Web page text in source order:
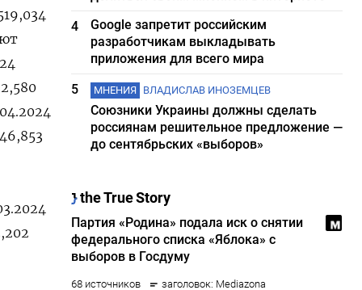
4
Google запретит российским
разработчикам выкладывать
приложения для всего мира
5
МНЕНИЯ ВЛАДИСЛАВ ИНОЗЕМЦЕВ
Союзники Украины должны сделать
россиянам решительное предложение —
до сентябрьских «выборов»